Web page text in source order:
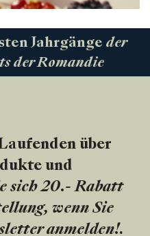
Jahrgänge der
der Romandie
über
und
sich 20.- Rabatt
wenn Sie
anmelden!.